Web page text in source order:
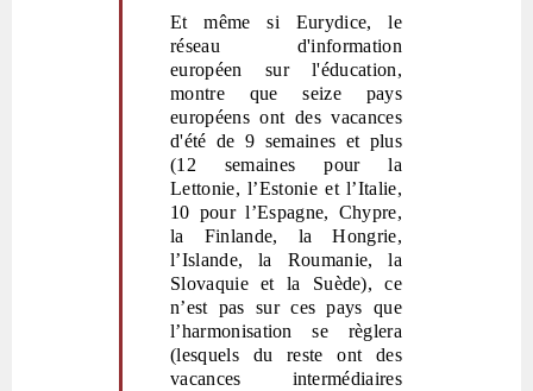
Et même si Eurydice, le
réseau d'information
européen sur l'éducation,
montre que seize pays
européens ont des vacances
d'été de 9 semaines et plus
(12 semaines pour la
Lettonie, l’Estonie et l’Italie,
10 pour l’Espagne, Chypre,
la Finlande, la Hongrie,
l’Islande, la Roumanie, la
Slovaquie et la Suède), ce
n’est pas sur ces pays que
l’harmonisation se règlera
(lesquels du reste ont des
vacances intermédiaires